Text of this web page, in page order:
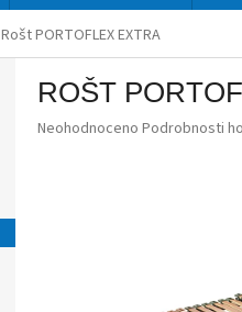
Rošt PORTOFLEX EXTRA
ROŠT
Průměrné
Neohodnoceno Podrobnosti